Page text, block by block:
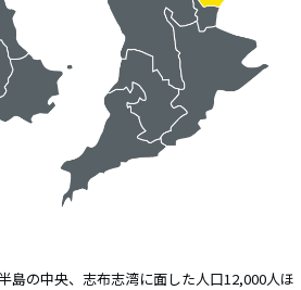
島の中央、志布志湾に面した人口12,000人ほ